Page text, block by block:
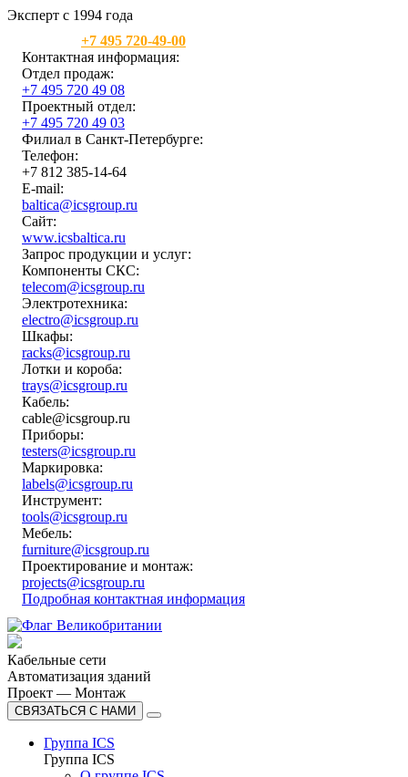
Эксперт с 1994 года
+7 495 720-49-00
Контактная информация:
Отдел продаж:
+7 495 720 49 08
Проектный отдел:
+7 495 720 49 03
Филиал в Санкт-Петербурге:
Телефон:
+7 812 385-14-64
E-mail:
baltica@icsgroup.ru
Сайт:
www.icsbaltica.ru
Запрос продукции и услуг:
Компоненты СКС:
telecom@icsgroup.ru
Электротехника:
electro@icsgroup.ru
Шкафы:
racks@icsgroup.ru
Лотки и короба:
trays@icsgroup.ru
Кабель:
cable@icsgroup.ru
Приборы:
testers@icsgroup.ru
Маркировка:
labels@icsgroup.ru
Инструмент:
tools@icsgroup.ru
Мебель:
furniture@icsgroup.ru
Проектирование и монтаж:
projects@icsgroup.ru
Подробная контактная информация
Кабельные сети
Автоматизация зданий
Проект — Монтаж
СВЯЗАТЬСЯ С НАМИ
Группа ICS
Группа ICS